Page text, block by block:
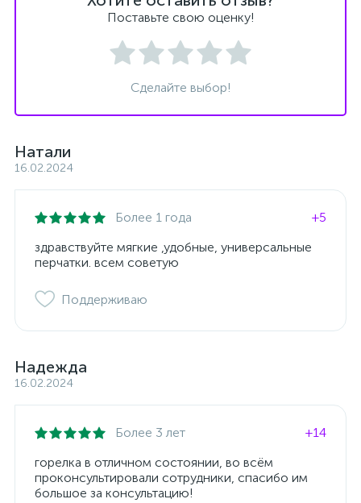
Поставьте свою оценку!
Сделайте выбор!
Натали
16.02.2024
Более 1 года
+5
здравствуйте мягкие ,удобные, универсальные
перчатки. всем советую
Поддерживаю
Надежда
16.02.2024
Более 3 лет
+14
горелка в отличном состоянии, во всём
проконсультировали сотрудники, спасибо им
большое за консультацию!